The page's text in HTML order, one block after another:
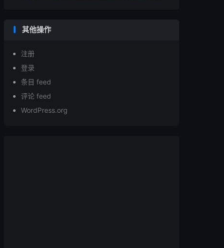
其他操作
注册
登录
条目 feed
评论 feed
WordPress.org